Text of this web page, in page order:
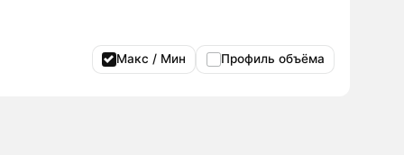
Макс / Мин Профиль объёма